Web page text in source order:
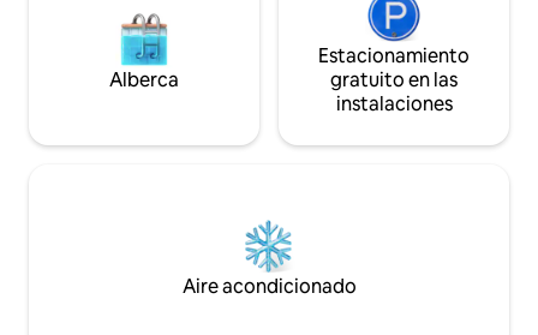
Alberca
Estacionamiento
gratuito en las
instalaciones
Aire acondicionado